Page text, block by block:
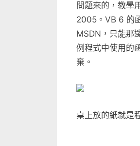
問題來的，教學
2005。VB 6 的
MSDN，只能那
例程式中使用的
棄。
桌上放的紙就是